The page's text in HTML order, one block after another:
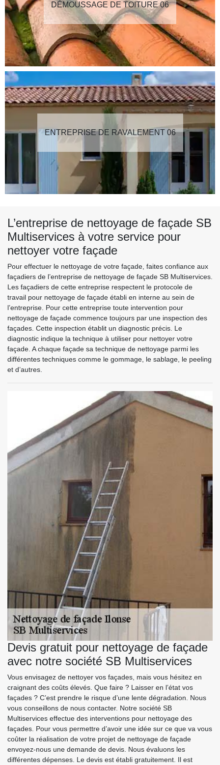
DÉMOUSSAGE DE TOITURE 06
ENTREPRISE DE RAVALEMENT 06
L’entreprise de nettoyage de façade SB
Multiservices à votre service pour
nettoyer votre façade
Pour effectuer le nettoyage de votre façade, faites confiance aux
façadiers de l’entreprise de nettoyage de façade SB Multiservices.
Les façadiers de cette entreprise respectent le protocole de
travail pour nettoyage de façade établi en interne au sein de
l’entreprise. Pour cette entreprise toute intervention pour
nettoyage de façade commence toujours par une inspection des
façades. Cette inspection établit un diagnostic précis. Le
diagnostic indique la technique à utiliser pour nettoyer votre
façade. A chaque façade sa technique de nettoyage parmi les
différentes techniques comme le gommage, le sablage, le peeling
et d’autres.
Devis gratuit pour nettoyage de façade
avec notre société SB Multiservices
Vous envisagez de nettoyer vos façades, mais vous hésitez en
craignant des coûts élevés. Que faire ? Laisser en l’état vos
façades ? C’est prendre le risque d’une lente dégradation. Nous
vous conseillons de nous contacter. Notre société SB
Multiservices effectue des interventions pour nettoyage des
façades. Pour vous permettre d’avoir une idée sur ce que va vous
coûter la réalisation de votre projet de nettoyage de façade
envoyez-nous une demande de devis. Nous évaluons les
différentes dépenses. Le devis est établi gratuitement. Il est